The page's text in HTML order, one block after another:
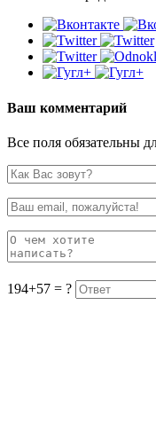
Ваш комментарий
Все поля обязательны
194+57 = ?